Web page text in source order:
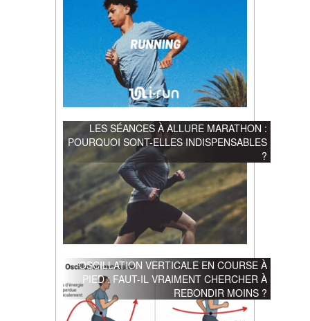
LES SÉANCES À ALLURE MARATHON :
POURQUOI SONT-ELLES INDISPENSABLES
?
OSCILLATION VERTICALE EN COURSE À
PIED : FAUT-IL VRAIMENT CHERCHER À
REBONDIR MOINS ?